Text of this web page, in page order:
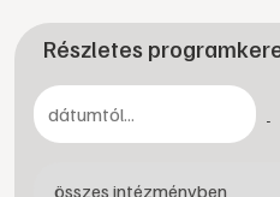
Részletes
-